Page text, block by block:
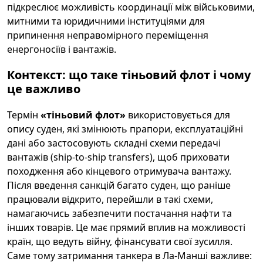
підкреслює можливість координації між військовими,
митними та юридичними інституціями для
припинення неправомірного переміщення
енергоносіїв і вантажів.
Контекст: що таке тіньовий флот і чому
це важливо
Термін «тіньовий флот» використовується для
опису суден, які змінюють прапори, експлуатаційні
дані або застосовують складні схеми передачі
вантажів (ship‑to‑ship transfers), щоб приховати
походження або кінцевого отримувача вантажу.
Після введення санкцій багато суден, що раніше
працювали відкрито, перейшли в такі схеми,
намагаючись забезпечити постачання нафти та
інших товарів. Це має прямий вплив на можливості
країн, що ведуть війну, фінансувати свої зусилля.
Саме тому затримання танкера в Ла‑Манші важливе: